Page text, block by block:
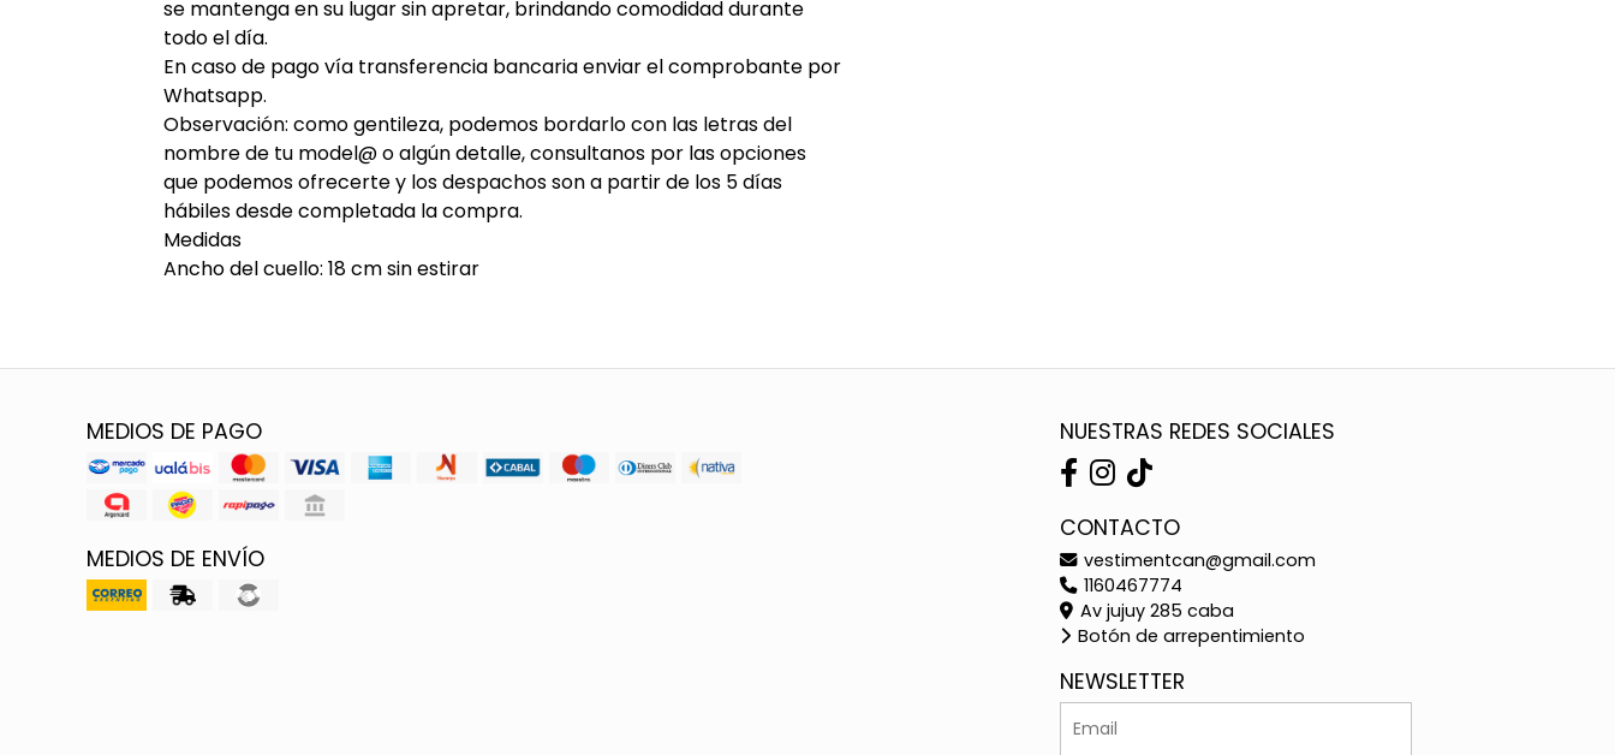
se mantenga en su lugar sin apretar, brindando comodidad durante
todo el día.
En caso de pago vía transferencia bancaria enviar el comprobante por
Whatsapp.
Observación: como gentileza, podemos bordarlo con las letras del
nombre de tu model@ o algún detalle, consultanos por las opciones
que podemos ofrecerte y los despachos son a partir de los 5 días
hábiles desde completada la compra.
Medidas
Ancho del cuello: 18 cm sin estirar
MEDIOS DE PAGO
MEDIOS DE ENVÍO
NUESTRAS REDES SOCIALES
CONTACTO
vestimentcan@gmail.com
1160467774
Av jujuy 285 caba
Botón de arrepentimiento
NEWSLETTER